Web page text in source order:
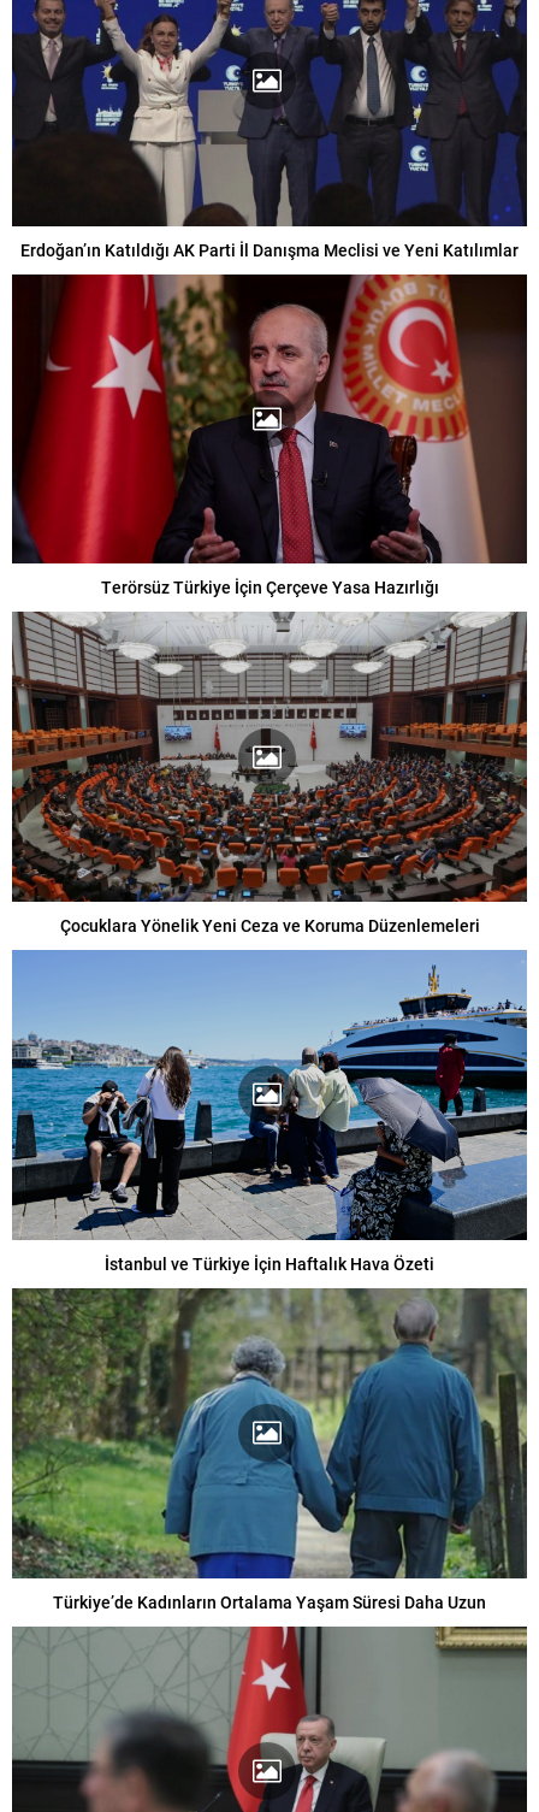
Erdoğan’ın Katıldığı AK Parti İl Danışma Meclisi ve Yeni Katılımlar
Terörsüz Türkiye İçin Çerçeve Yasa Hazırlığı
Çocuklara Yönelik Yeni Ceza ve Koruma Düzenlemeleri
İstanbul ve Türkiye İçin Haftalık Hava Özeti
Türkiye’de Kadınların Ortalama Yaşam Süresi Daha Uzun